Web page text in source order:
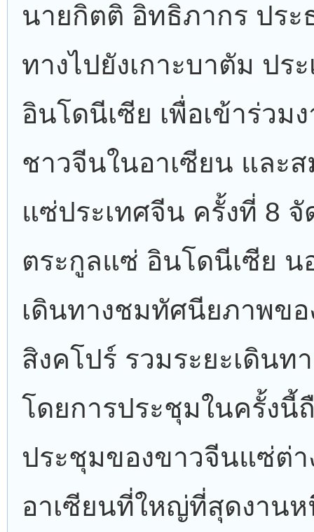
นายกิตติ อิทธิภากร ประ
ทางไปยังเกาะบาตัม ปร
อินโดนีเซีย เพื่อเข้าร่วม
ชาวจีนในอาเซียน และ
แซ่ประเทศจีน ครั้งที่ 8
ตระกูลแซ่ อินโดนีเซีย น
เดินทางชมทัศนียภาพขอ
สิงคโปร์ รวมระยะเดินท
โดยการประชุมในครั้งนี้
ประชุมของขาวจีนแซ่ต่า
อาเซียนที่ใหญ่ที่สุดงาน